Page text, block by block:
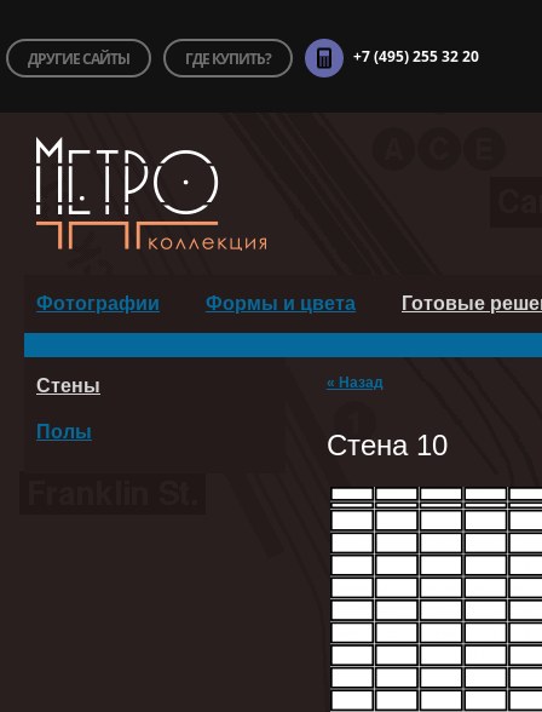
ДРУГИЕ САЙТЫ ГДЕ КУПИТЬ? +7 (495) 255 32 20
Фотографии Формы и цвета Готовые
Стены
Полы
« Назад
Стена 10